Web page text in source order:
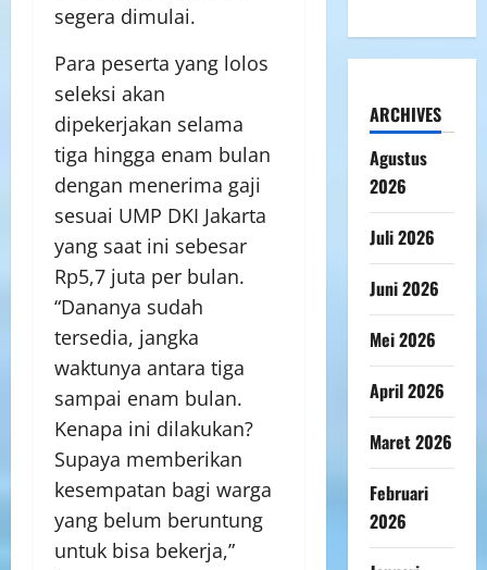
segera dimulai.
Para peserta yang lolos
seleksi akan
dipekerjakan selama
tiga hingga enam bulan
dengan menerima gaji
sesuai UMP DKI Jakarta
yang saat ini sebesar
Rp5,7 juta per bulan.
“Dananya sudah
tersedia, jangka
waktunya antara tiga
sampai enam bulan.
Kenapa ini dilakukan?
Supaya memberikan
kesempatan bagi warga
yang belum beruntung
untuk bisa bekerja,”
ARCHIVES
Agustus
2026
Juli 2026
Juni 2026
Mei 2026
April 2026
Maret 2026
Februari
2026